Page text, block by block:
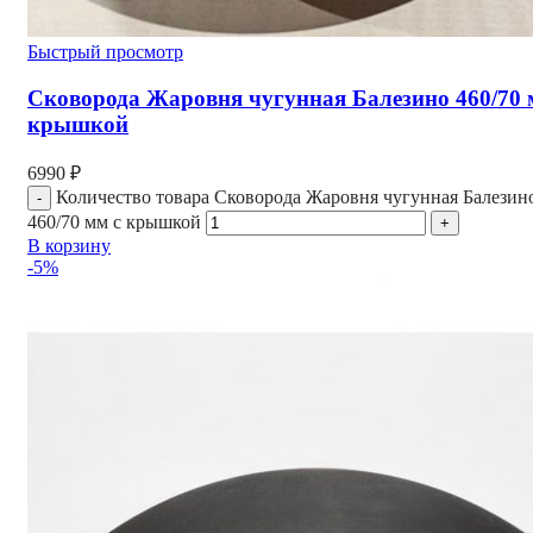
Быстрый просмотр
Сковорода Жаровня чугунная Балезино 460/70
крышкой
6990 ₽
Количество товара Сковорода Жаровня чугунная
460/70 мм с крышкой
В корзину
-5%